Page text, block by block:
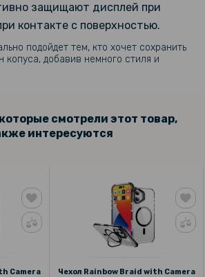
защищают дисплей при
контакте с поверхностью.
подойдет тем, кто хочет сохранить
копуса, добавив немного стиля и
смотрели этот товар,
интересуются
Camera
Чехол Rainbow Braid with Camera